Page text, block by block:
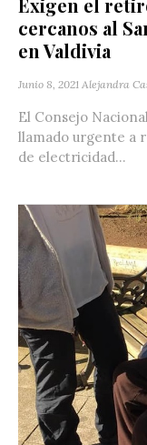
Exigen el
cercanos al
en Valdivia‬
Junio 8, 2021 Alejandra
El Consejo
llamado urgente a
de electricidad...